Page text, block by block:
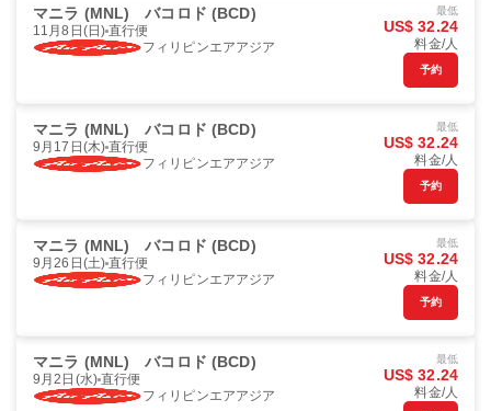
マニラ (MNL) バコロド (BCD)
11月8日(日) 直行便
フィリピンエアアジア
最低
US$ 32.24
料金/人
予約
マニラ (MNL) バコロド (BCD)
9月17日(木) 直行便
フィリピンエアアジア
最低
US$ 32.24
料金/人
予約
マニラ (MNL) バコロド (BCD)
9月26日(土) 直行便
フィリピンエアアジア
最低
US$ 32.24
料金/人
予約
マニラ (MNL) バコロド (BCD)
9月2日(水) 直行便
フィリピンエアアジア
最低
US$ 32.24
料金/人